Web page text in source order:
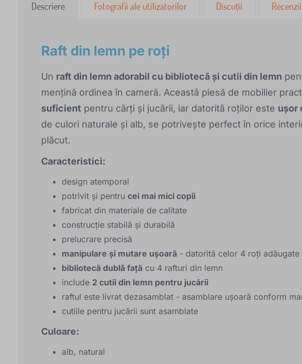
Descriere Fotografii ale utilizatorilor Discuții
Raft din lemn pe roți
Un raft din lemn adorabil cu bibliotecă și cutii din lemn
mențină ordinea în cameră. Această piesă de mobilier
suficient pentru cărți și jucării, iar datorită roților este ușor
de culori naturale și alb, se potrivește perfect în orice
plăcut.
Caracteristici:
design atemporal
potrivit și pentru cei mai mici copii
fabricat din materiale de calitate
construcție stabilă și durabilă
prelucrare precisă
manipulare și mutare ușoară - datorită celor 4 roți adăugate
bibliotecă dublă față cu 4 rafturi din lemn
include 2 cutii din lemn pentru jucării
raftul este livrat dezasamblat - asamblare ușoară conform
cutiile pentru jucării sunt asamblate
Culoare:
alb, natural